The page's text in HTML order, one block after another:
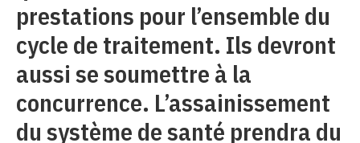
prestations pour l’ensemble du
cycle de traitement. Ils devront
aussi se soumettre à la
concurrence. L’assainissement
du système de santé prendra du